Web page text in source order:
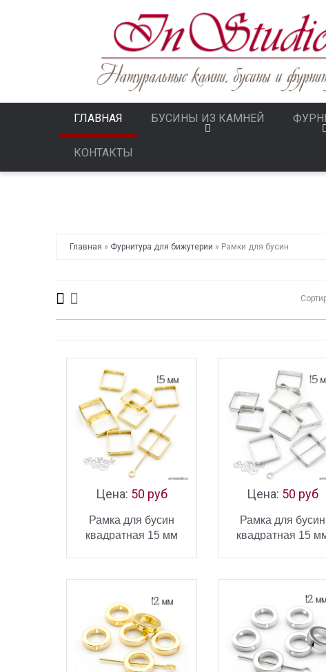
ГЛАВНАЯ БУСИНЫ ИЗ КАМНЕЙ
КОНТАКТЫ
Главная » Фурнитура для бижутерии » Рамки для бусин
Цена: 50 руб
Рамка для бусин
квадратная 15 мм
В КОРЗИНУ
КУПИТЬ
Цена: 50 руб
Рамка для бусин
квадратная 15
В